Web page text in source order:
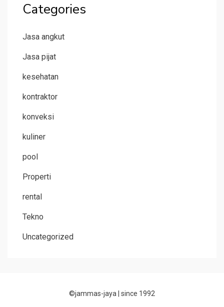
Categories
Jasa angkut
Jasa pijat
kesehatan
kontraktor
konveksi
kuliner
pool
Properti
rental
Tekno
Uncategorized
©jammas-jaya | since 1992